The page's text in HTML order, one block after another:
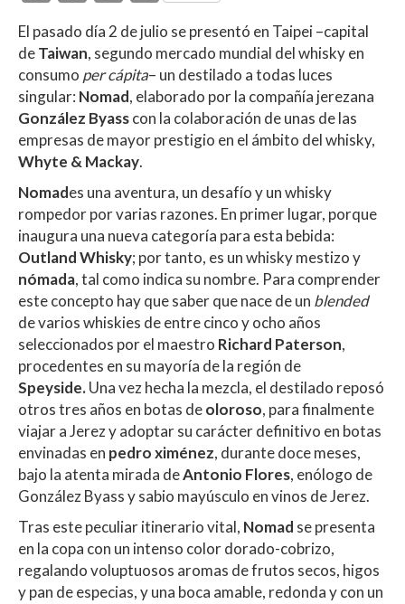
at
s
A
p
p
ac
e
b
o
o
k
w
itt
er
m
p
ar
ti
El pasado día 2 de julio se presentó en Taipei –capital
deTaiwan, segundo mercado mundial del whisky en
consumo per cápita– un destilado a todas luces
singular: Nomad, elaborado por la compañía jerezana
González Byasscon la colaboración de unas de las
empresas de mayor prestigio en el ámbito del whisky,
Whyte & Mackay.
Nomades una aventura, un desafío y un whisky
rompedor por varias razones. En primer lugar, porque
inaugura una nueva categoría para esta bebida:
Outland Whisky; por tanto, es un whisky mestizo y
nómada, tal como indica su nombre. Para comprender
este concepto hay que saber que nace de un blended
de varios whiskies de entre cinco y ocho años
seleccionados por el maestro Richard Paterson,
procedentes en su mayoría de la región de
Speyside.Una vez hecha la mezcla, el destilado reposó
otros tres años en botas deoloroso, para finalmente
viajar a Jerez y adoptar su carácter definitivo en botas
envinadas en pedro ximénez, durante doce meses,
bajo la atenta mirada deAntonio Flores, enólogo de
González Byass y sabio mayúsculo en vinos de Jerez.
Tras este peculiar itinerario vital, Nomad se presenta
en la copa con un intenso color dorado-cobrizo,
regalando voluptuosos aromas de frutos secos, higos
y pan de especias, y una boca amable, redonda y con un